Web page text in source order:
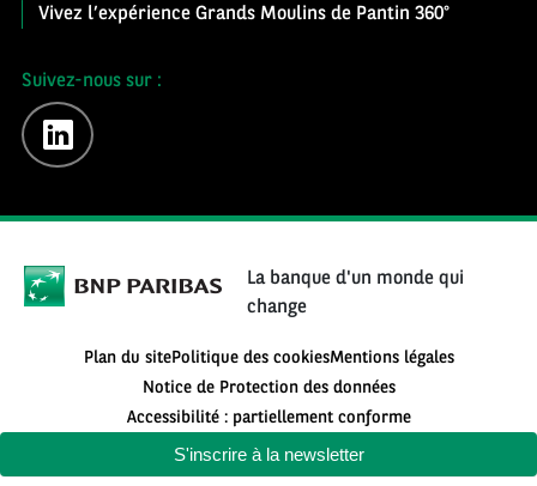
S'inscrire à la newsletter
Vivez l’expérience Grands Moulins de Pantin 360°
Suivez-nous sur :
linkedin
La banque d'un monde qui
change
Plan du sitePolitique des cookiesMentions légales
Notice de Protection des données
Accessibilité : partiellement conforme